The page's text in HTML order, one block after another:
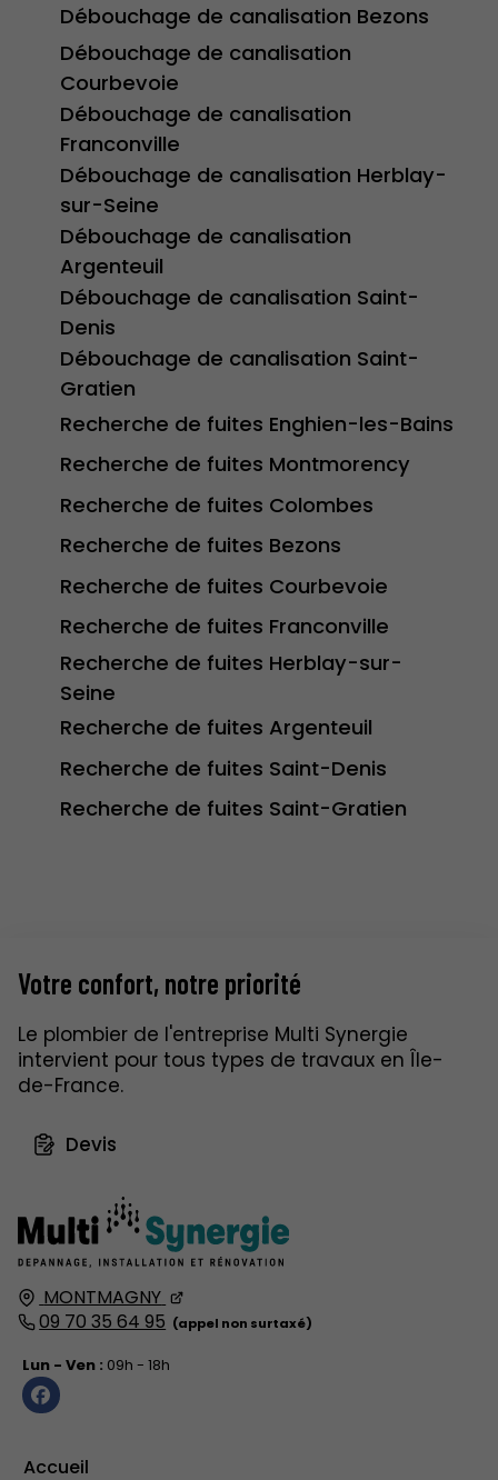
Débouchage de canalisation Bezons
Débouchage de canalisation
Courbevoie
Débouchage de canalisation
Franconville
Débouchage de canalisation Herblay-
sur-Seine
Débouchage de canalisation
Argenteuil
Débouchage de canalisation Saint-
Denis
Débouchage de canalisation Saint-
Gratien
Recherche de fuites Enghien-les-Bains
Recherche de fuites Montmorency
Recherche de fuites Colombes
Recherche de fuites Bezons
Recherche de fuites Courbevoie
Recherche de fuites Franconville
Recherche de fuites Herblay-sur-
Seine
Recherche de fuites Argenteuil
Recherche de fuites Saint-Denis
Recherche de fuites Saint-Gratien
MONTMAGNY
09 70 35 64 95
Lun - Ven : 09h - 18h
Accueil
Votre confort, notre priorité
Le plombier de l'entreprise Multi Synergie
intervient pour tous types de travaux en Île-
de-France.
Devis